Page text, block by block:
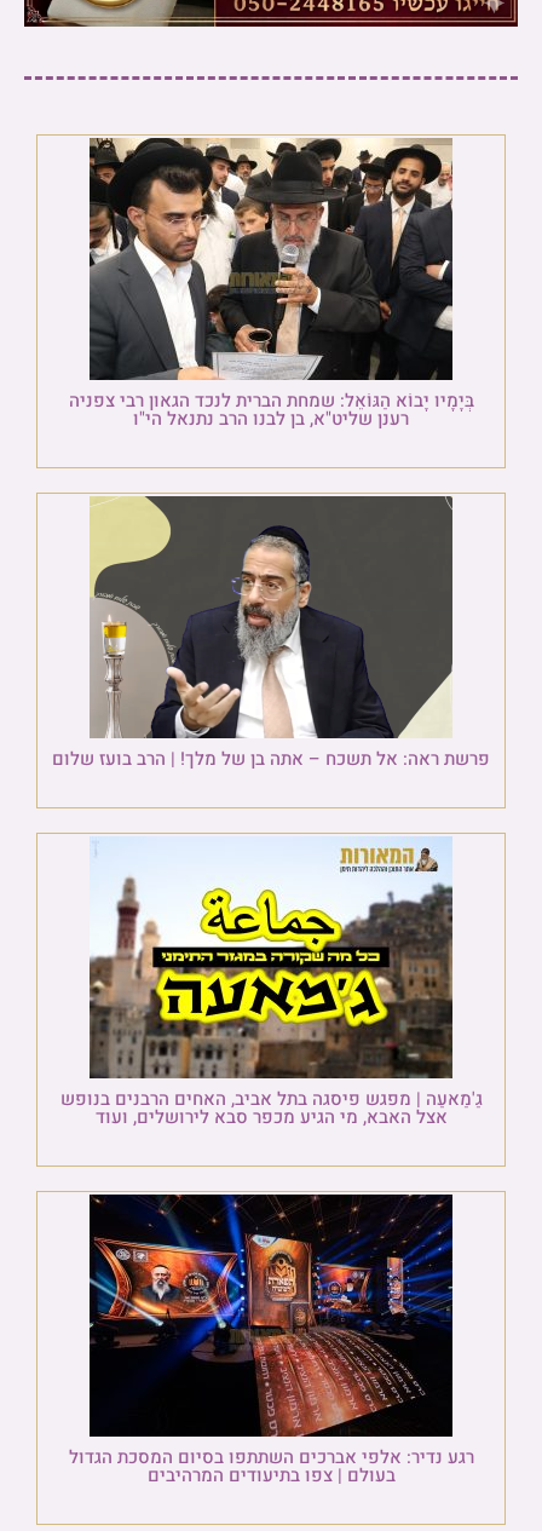
בְּיָמָיו יָבוֹא הַגּוֹאֵל: שמחת הברית לנכד הגאון רבי צפניה
רענן שליט"א, בן לבנו הרב נתנאל הי"ו
פרשת ראה: אל תשכח – אתה בן של מלך! | הרב בועז שלום
גַ'מַאעַה | מפגש פיסגה בתל אביב, האחים הרבנים בנופש
אצל האבא, מי הגיע מכפר סבא לירושלים, ועוד
רגע נדיר: אלפי אברכים השתתפו בסיום המסכת הגדול
בעולם | צפו בתיעודים המרהיבים